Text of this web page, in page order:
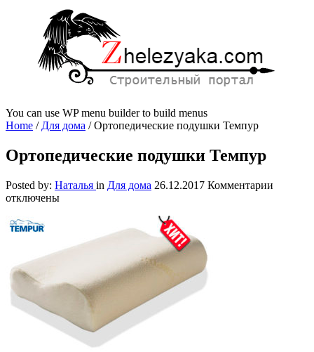
You can use WP menu builder to build menus
Home / Для дома /Ортопедические подушки Темпур
Ортопедические подушки Темпур
Posted by: Наталья in Для дома 26.12.2017 Комментарии
отключены